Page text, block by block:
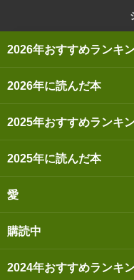
2026年おすすめランキ
2026年に読んだ本
2025年おすすめランキ
2025年に読んだ本
愛
購読中
2024年おすすめランキ
スマートフ
個人
Cookie等の利用に
サイトアクセス情
法人・プレスお問い